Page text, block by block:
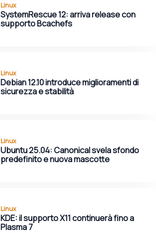
Linux
SystemRescue 12: arriva release con
supporto Bcachefs
Linux
Debian 12.10 introduce miglioramenti di
sicurezza e stabilità
Linux
Ubuntu 25.04: Canonical svela sfondo
predefinito e nuova mascotte
Linux
KDE: il supporto X11 continuerà fino a
Plasma 7